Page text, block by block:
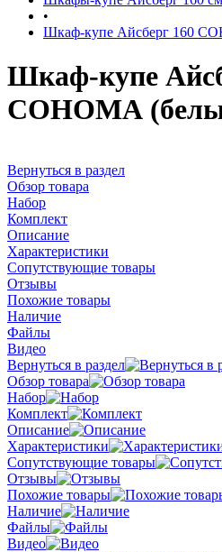
•
Шкаф-купе Айсберг 160
Шкаф-купе
СОНОМА
Вернуться в раздел
Обзор товара
Набор
Комплект
Описание
Характеристики
Сопутствующие товары
Отзывы
Похожие товары
Наличие
Файлы
Видео
Вернуться в раздел
Обзор товара
Набор
Комплект
Описание
Характеристики
Сопутствующие товары
Отзывы
Похожие товары
Наличие
Файлы
Видео